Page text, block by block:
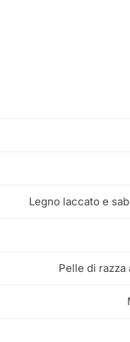
Legno laccato e
Pelle di